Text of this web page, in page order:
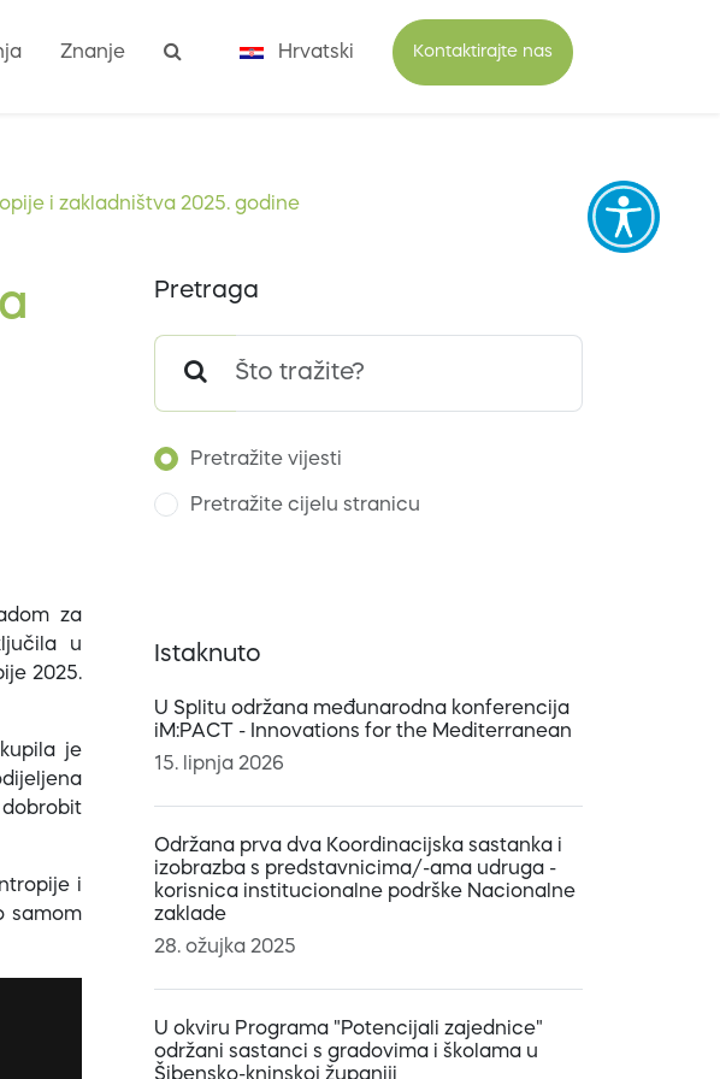
Znanje Hrvatski Kontaktirajte nas
i zakladništva 2025. godine
za
u
2025.
je
i
samom
Pretraga
Pretražite vijesti
Pretražite cijelu stranicu
Istaknuto
U Splitu održana međunarodna konferencija
iM:PACT - Innovations for the Mediterranean
15. lipnja 2026
Održana prva dva Koordinacijska sastanka i
izobrazba s predstavnicima/-ama udruga -
korisnica institucionalne podrške Nacionalne
zaklade
28. ožujka 2025
U okviru Programa "Potencijali zajednice"
održani sastanci s gradovima i školama u